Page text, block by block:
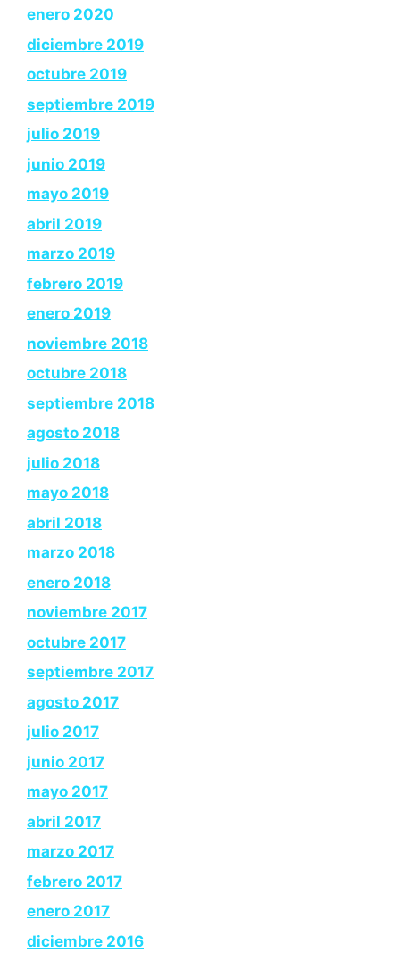
enero 2020
diciembre 2019
octubre 2019
septiembre 2019
julio 2019
junio 2019
mayo 2019
abril 2019
marzo 2019
febrero 2019
enero 2019
noviembre 2018
octubre 2018
septiembre 2018
agosto 2018
julio 2018
mayo 2018
abril 2018
marzo 2018
enero 2018
noviembre 2017
octubre 2017
septiembre 2017
agosto 2017
julio 2017
junio 2017
mayo 2017
abril 2017
marzo 2017
febrero 2017
enero 2017
diciembre 2016